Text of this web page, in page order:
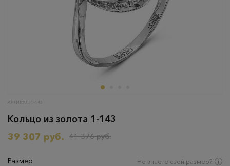
АРТИКУЛ: 1-143
Кольцо из золота 1-143
39 307 руб.
41 376 руб.
Размер Не знаете свой размер?